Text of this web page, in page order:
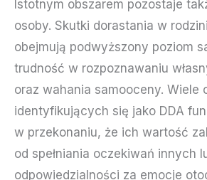
Istotnym obszarem pozostaje
osoby. Skutki dorastania w
obejmują podwyższony poziom
trudność w rozpoznawaniu
oraz wahania samooceny. Wiele
identyfikujących się jako DDA
w przekonaniu, że ich wartość
od spełniania oczekiwań innych
odpowiedzialności za emocje